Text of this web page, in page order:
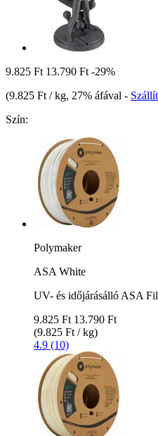
9.825 Ft 13.790 Ft -29%
(9.825 Ft / kg, 27% áfával -
Szín:
Polymaker
ASA White
UV- és időjárásálló ASA
9.825 Ft 13.790 Ft
(9.825 Ft / kg)
4.9 (10)